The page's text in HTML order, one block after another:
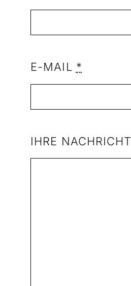
E-MAIL *
IHRE NACHRICHT